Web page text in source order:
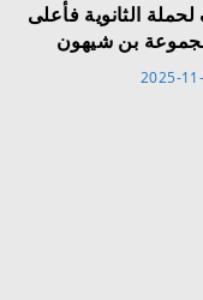
الثانوية فأعلى
بن شيهون
2025-